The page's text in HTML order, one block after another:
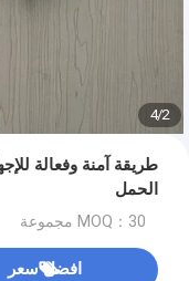
2
/
4
الحمل
MOQ：30 مجموعة
افضل سعر